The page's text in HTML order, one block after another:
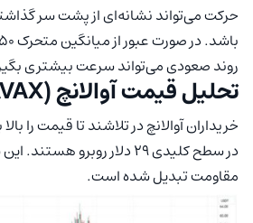
حرکت می‌تواند نشانه‌ای از پشت‌ سر
روند صعودی می‌تواند سرعت بیشتری
تحلیل قیمت آوالانچ (AVAX)
خریداران آوالانچ در تلاشند تا قیمت را
در سطح کلیدی ۲۹ دلار روبرو
مقاومت تبدیل شده است.